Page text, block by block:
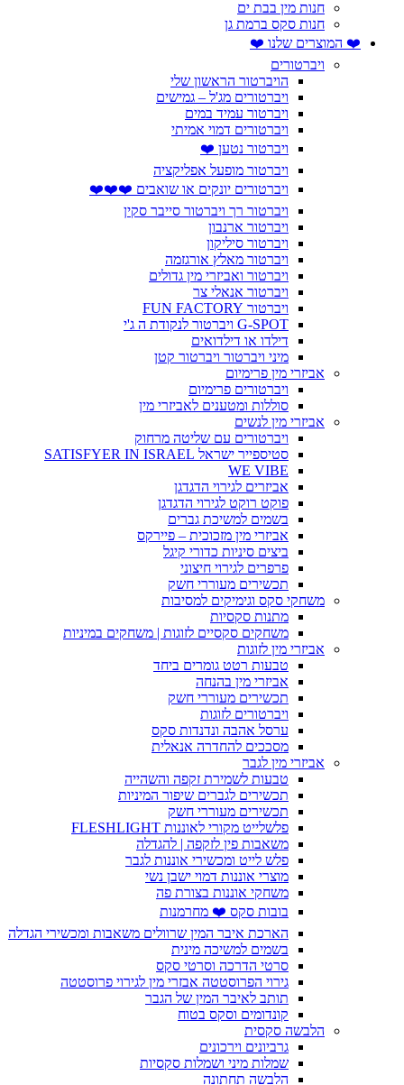
חנות מין בבת ים
חנות סקס ברמת גן
❤️ המוצרים שלנו ❤️
ויברטורים
הויברטור הראשון שלי
ויברטורים מג'ל – גמישים
ויברטור עמיד במים
ויברטורים דמוי אמיתי
ויברטור נטען ❤️
ויברטור מופעל אפליקציה
ויברטורים יונקים או שואבים ❤️❤️❤️
ויברטור רך ויברטור סייבר סקין
ויברטור ארנבון
ויברטור סיליקון
ויברטור מאלץ אורגזמה
ויברטור ואביזרי מין גדולים
ויברטור אנאלי צר
ויברטור FUN FACTORY
G-SPOT ויברטור לנקודת ה ג'י
דילדו או דילדואים
מיני ויברטור ויברטור קטן
אביזרי מין פרימיום
ויברטורים פרימיום
סוללות ומטענים לאביזרי מין
אביזרי מין לנשים
ויברטורים עם שליטה מרחוק
סטיספייר ישראל SATISFYER IN ISRAEL
WE VIBE
אביזרים לגירוי הדגדגן
פוקט רוקט לגירוי הדגדגן
בשמים למשיכת גברים
אביזרי מין מזכוכית – פיירקס
ביצים סיניות כדורי קיגל
פרפרים לגירוי חיצוני
תכשירים מעוררי חשק
משחקי סקס וגימיקים למסיבות
מתנות סקסיות
משחקים סקסיים לזוגות | משחקים במיניות
אביזרי מין לזוגות
טבעות רטט גומרים ביחד
אביזרי מין בהנחה
תכשירים מעוררי חשק
ויברטורים לזוגות
ערסל אהבה ונדנדות סקס
מסככים להחדרה אנאלית
אביזרי מין לגבר
טבעות לשמירת זקפה והשהייה
תכשירים לגברים שיפור המיניות
תכשירים מעוררי חשק
פלשלייט מקורי לאוננות FLESHLIGHT
משאבות פין לזקפה | להגדלה
פלש לייט ומכשירי אוננות לגבר
מוצרי אוננות דמוי ישבן נשי
משחקי אוננות בצורת פה
בובות סקס ❤️ מחרמנות
הארכת איבר המין שרוולים משאבות ומכשירי הגדלה
בשמים למשיכה מינית
סרטי הדרכה וסרטי סקס
גירוי הפרוסטטה אבזרי מין לגירוי פרוסטטה
תותב לאיבר המין של הגבר
קונדומים וסקס בטוח
הלבשה סקסית
גרביונים וירכונים
שמלות מיני ושמלות סקסיות
הלבשה תחתונה